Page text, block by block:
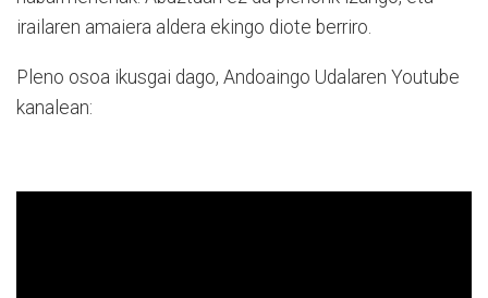
irailaren amaiera aldera ekingo diote berriro.
Pleno osoa ikusgai dago, Andoaingo Udalaren Youtube
kanalean: